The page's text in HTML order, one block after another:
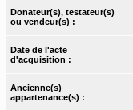
Donateur(s), testateur(s)
ou vendeur(s) :
Date de l'acte
d'acquisition :
Ancienne(s)
appartenance(s) :